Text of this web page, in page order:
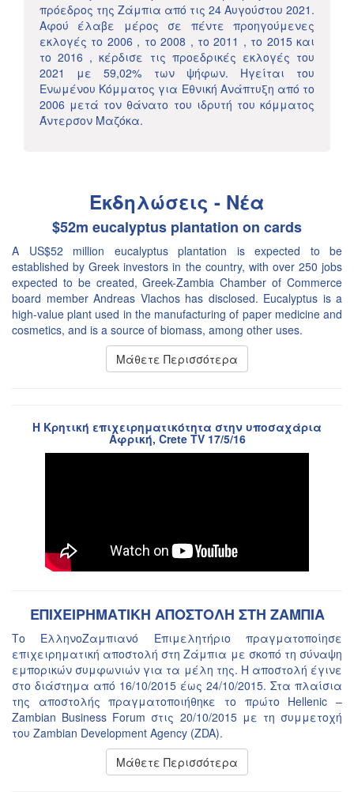
πρόεδρος της Ζάμπια από τις 24 Αυγούστου 2021.
Αφού έλαβε μέρος σε πέντε προηγούμενες
εκλογές το 2006 , το 2008 , το 2011 , το 2015 και
το 2016 , κέρδισε τις προεδρικές εκλογές του
2021 με 59,02% των ψήφων. Ηγείται του
Ενωμένου Κόμματος για Εθνική Ανάπτυξη από το
2006 μετά τον θάνατο του ιδρυτή του κόμματος
Άντερσον Μαζόκα.
Εκδηλώσεις - Νέα
$52m eucalyptus plantation on cards
A US$52 million eucalyptus plantation is expected to be
established by Greek investors in the country, with over 250 jobs
expected to be created, Greek-Zambia Chamber of Commerce
board member Andreas Vlachos has disclosed. Eucalyptus is a
high-value plant used in the manufacturing of paper medicine and
cosmetics, and is a source of biomass, among other uses.
Μάθετε Περισσότερα
Η Κρητική επιχειρηματικότητα στην υποσαχάρια
Αφρική, Crete TV 17/5/16
ΕΠΙΧΕΙΡΗΜΑΤΙΚΗ ΑΠΟΣΤΟΛΗ ΣΤΗ ΖΑΜΠΙΑ
Το ΕλληνοΖαμπιανό Επιμελητήριο πραγματοποίησε
επιχειρηματική αποστολή στη Ζάμπια με σκοπό τη σύναψη
εμπορικών συμφωνιών για τα μέλη της. Η αποστολή έγινε
στο διάστημα από 16/10/2015 έως 24/10/2015. Στα πλαίσια
της αποστολής πραγματοποιήθηκε το πρώτο Hellenic –
Zambian Business Forum στις 20/10/2015 με τη συμμετοχή
του Zambian Development Agency (ZDA).
Μάθετε Περισσότερα